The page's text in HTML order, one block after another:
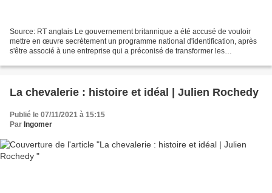
Source: RT anglais Le gouvernement britannique a été accusé de vouloir
mettre en œuvre secrètement un programme national d'identification, après
s'être associé à une entreprise qui a préconisé de transformer les
La chevalerie : histoire et idéal | Julien Rochedy
Publié le 07/11/2021 à 15:15
Par Ingomer